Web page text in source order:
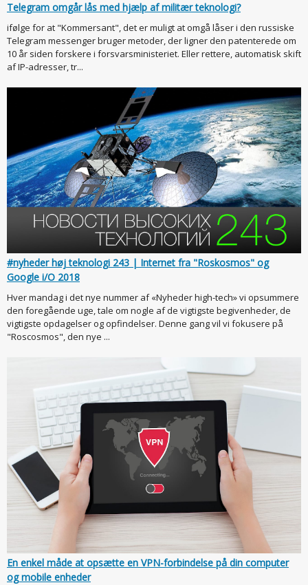
Telegram omgår lås med hjælp af militær teknologi?
ifølge for at "Kommersant", det er muligt at omgå låser i den russiske
Telegram messenger bruger metoder, der ligner den patenterede om
10 år siden forskere i forsvarsministeriet. Eller rettere, automatisk skift
af IP-adresser, tr...
#nyheder høj teknologi 243 | Internet fra "Roskosmos" og
Google i/O 2018
Hver mandag i det nye nummer af «Nyheder high-tech» vi opsummere
den foregående uge, tale om nogle af de vigtigste begivenheder, de
vigtigste opdagelser og opfindelser. Denne gang vil vi fokusere på
"Roscosmos", den nye ...
En enkel måde at opsætte en VPN-forbindelse på din computer
og mobile enheder